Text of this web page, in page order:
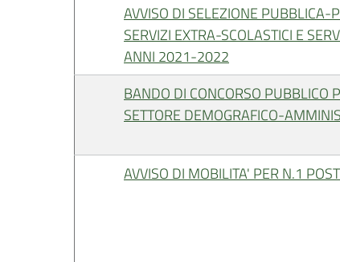
AVVISO DI SELEZIONE PUBBLICA-
SERVIZI EXTRA-SCOLASTICI E
ANNI 2021-2022
BANDO DI CONCORSO PUBBLICO
SETTORE DEMOGRAFICO-
AVVISO DI MOBILITA' PER N.1